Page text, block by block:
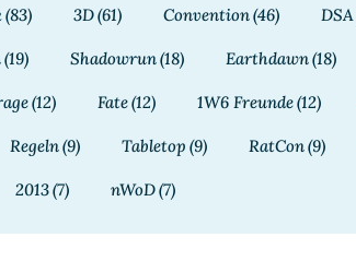
(83) 3D(61) Convention(46) DSA
(19) Shadowrun(18) Earthdawn(18)
(12) Fate(12) 1W6 Freunde(12)
Regeln(9) Tabletop (9) RatCon(9)
2013(7) nWoD(7)